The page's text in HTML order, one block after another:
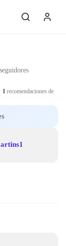
· 1 recomendaciones de